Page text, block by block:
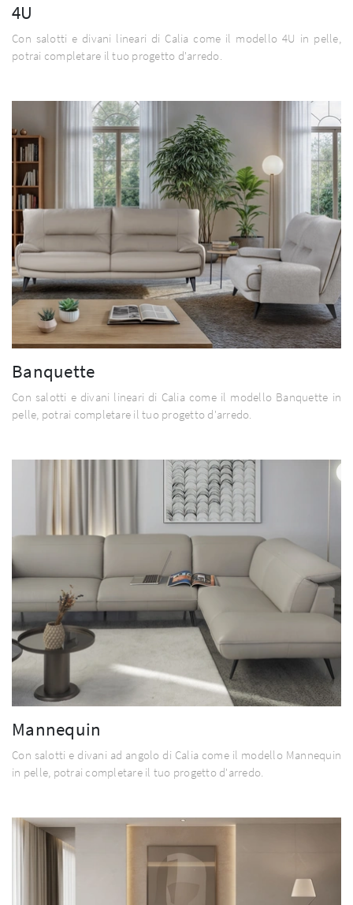
4U
Con salotti e divani lineari di Calia come il modello 4U in pelle,
potrai completare il tuo progetto d'arredo.
Banquette
Con salotti e divani lineari di Calia come il modello Banquette in
pelle, potrai completare il tuo progetto d'arredo.
Mannequin
Con salotti e divani ad angolo di Calia come il modello Mannequin
in pelle, potrai completare il tuo progetto d'arredo.